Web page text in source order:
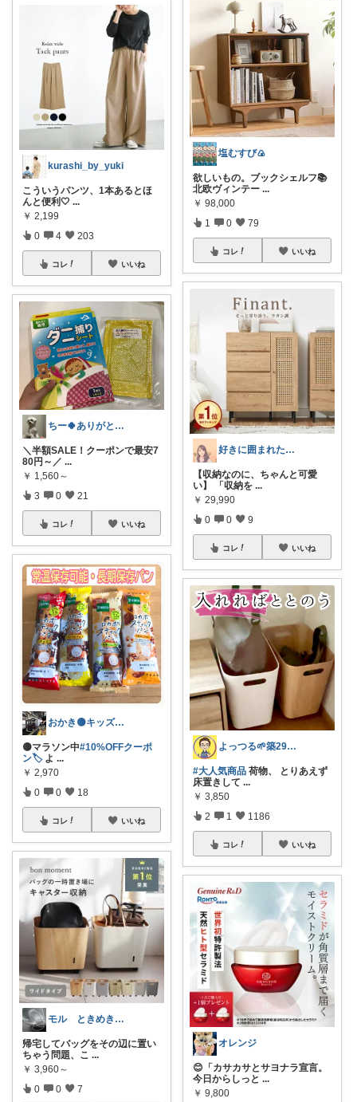
kurashi_by_yuki
こういうパンツ、1本あるとほ
んと便利🤍 ...
￥ 2,199
0 4 203
コレ いいね
ちー🍀ありがとう《🏃🏻‍♀️休》
＼半額SALE！クーポンで最安7
80円～／ ...
￥ 1,560～
3 0 21
コレ いいね
おかき🟡キッズ、子供服、暑さ対策
🟡マラソン中#10%OFFクーポ
ン🏷️よ ...
￥ 2,970
0 0 18
コレ いいね
モル ときめきな暮らし
帰宅してバッグをその辺に置い
ちゃう問題、こ ...
￥ 3,960～
0 0 7
塩むすび🍙
欲しいもの。ブックシェルフ📚
北欧ヴィンテー ...
￥ 98,000
1 0 79
コレ いいね
好きに囲まれた一人暮らしインテリア⸝⸝꙳
【収納なのに、ちゃんと可愛
い】 「収納を ...
￥ 29,990
0 0 9
コレ いいね
よっつる🌱築29年オシャレ改造発信中！
#大人気商品 荷物、 とりあえず
床置きして ...
￥ 3,850
2 1 1186
コレ いいね
オレンジ
😊「カサカサとサヨナラ宣言。
今日からしっと ...
￥ 9,800